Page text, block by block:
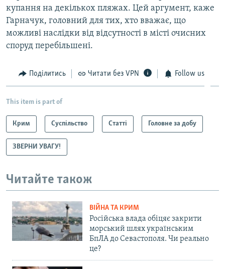
купання на декількох пляжах. Цей аргумент, каже
Гарначук, головний для тих, хто вважає, що
можливі наслідки від відсутності в місті очисних
споруд перебільшені.
Поділитись Читати без VPN Follow us
This item is part of
Крим Суспільство Статті Головне за добу
ЗВЕРНИ УВАГУ!
Читайте також
ВІЙНА ТА КРИМ
Російська влада обіцяє закрити
морський шлях українським
БпЛА до Севастополя. Чи реально
це?